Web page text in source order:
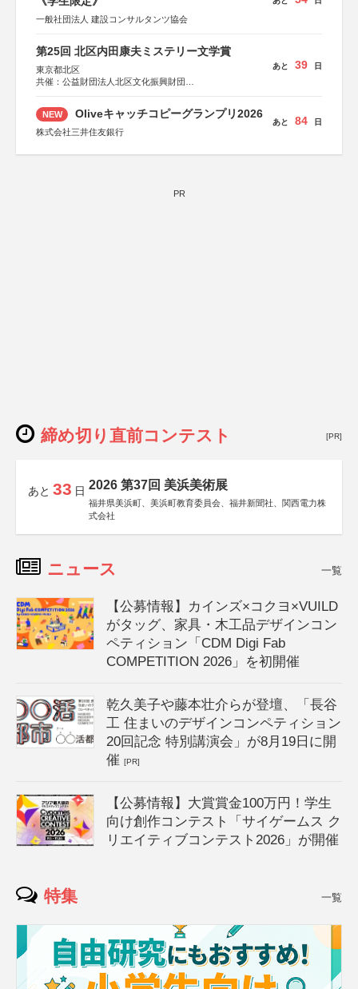
一般社団法人 建設コンサルタンツ協会
第25回 北区内田康夫ミステリー文学賞
東京都北区
共催：公益財団法人北区文化振興財団
協賛：株式会社実業之日本社
あと 39 日
NEW Oliveキャッチコピーグランプリ2026
株式会社三井住友銀行
あと 84 日
PR
締め切り直前コンテスト [PR]
あと 33 日 2026 第37回 美浜美術展
福井県美浜町、美浜町教育委員会、福井新聞社、関西電力株
式会社
ニュース 一覧
【公募情報】カインズ×コクヨ×VUILD
がタッグ、家具・木工品デザインコン
ペティション「CDM Digi Fab
COMPETITION 2026」を初開催
乾久美子や藤本壮介らが登壇、「長谷
工 住まいのデザインコンペティション
20回記念 特別講演会」が8月19日に開
催[PR]
【公募情報】大賞賞金100万円！学生
向け創作コンテスト「サイゲームス ク
リエイティブコンテスト2026」が開催
特集 一覧